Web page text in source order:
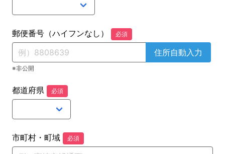
郵便番号（ハイフンなし） 必須
住所自動入力
※非公開
都道府県 必須
市町村・町域 必須